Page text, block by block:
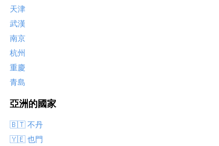
天津
武漢
南京
杭州
重慶
青島
亞洲的國家
🇧🇹 不丹
🇾🇪 也門